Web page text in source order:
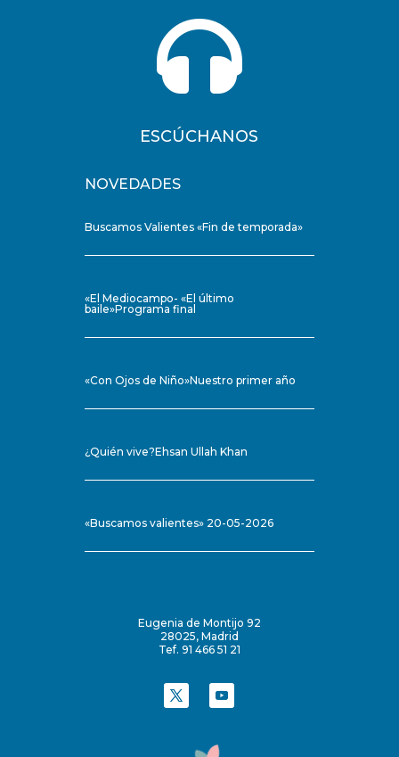

ESCÚCHANOS
NOVEDADES
Buscamos Valientes «Fin de temporada»
«El Mediocampo- «El último
baile»Programa final
«Con Ojos de Niño»Nuestro primer año
¿Quién vive?Ehsan Ullah Khan
«Buscamos valientes» 20-05-2026
Eugenia de Montijo 92
28025, Madrid
Tef. 91 466 51 21